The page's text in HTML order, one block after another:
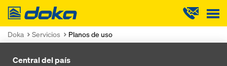
Doka
Doka Servicios Planos de uso
Central del país